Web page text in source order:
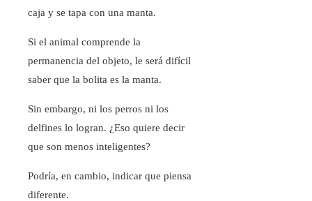
caja y se tapa con una manta.
Si el animal comprende la
permanencia del objeto, le será difícil
saber que la bolita es la manta.
Sin embargo, ni los perros ni los
delfines lo logran. ¿Eso quiere decir
que son menos inteligentes?
Podría, en cambio, indicar que piensa
diferente.